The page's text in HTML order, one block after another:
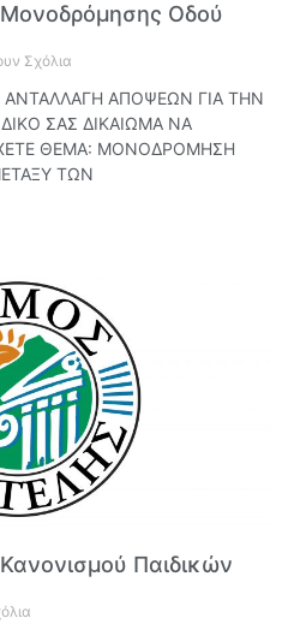
Οδού
Σχόλια
ΑΝΤΑΛΛΑΓΗ ΑΠΟΨΕΩΝ ΓΙΑ ΤΗΝ
ΣΑΣ ΔΙΚΑΙΩΜΑ ΝΑ
ΘΕΜΑ: ΜΟΝΟΔΡΟΜΗΣΗ
ΤΩΝ
Παιδικών